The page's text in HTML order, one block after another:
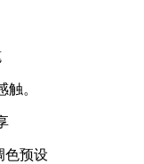
。
色预设